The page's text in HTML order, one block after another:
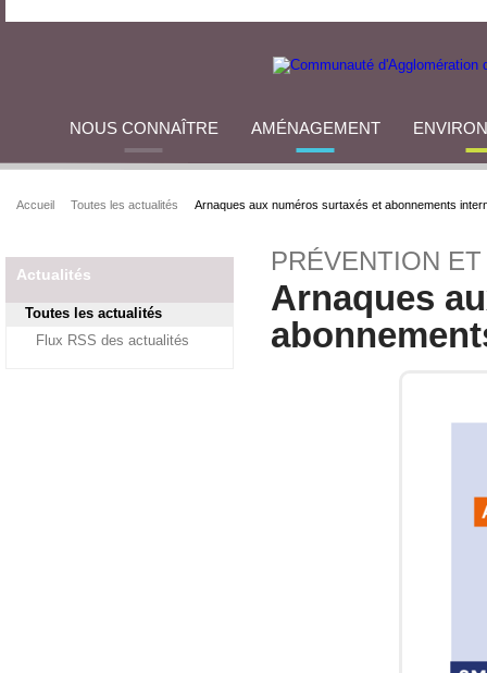
NOUS CONNAÎTRE AMÉNAGEMENT
Accueil Toutes les actualités Arnaques aux numéros surtaxés et abonnements
Actualités
Toutes les actualités
Flux RSS des actualités
PRÉVENTION
Arnaques